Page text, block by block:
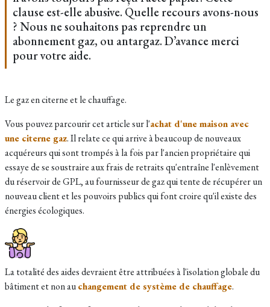
clause est-elle abusive. Quelle recours avons-nous
? Nous ne souhaitons pas reprendre un
abonnement gaz, ou antargaz. D’avance merci
pour votre aide.
Le gaz en citerne et le chauffage.
Vous pouvez parcourir cet article sur l'achat d'une maison avec
une citerne gaz. Il relate ce qui arrive à beaucoup de nouveaux
acquéreurs qui sont trompés à la fois par l'ancien propriétaire qui
essaye de se soustraire aux frais de retraits qu'entraîne l'enlèvement
du réservoir de GPL, au fournisseur de gaz qui tente de récupérer un
nouveau client et les pouvoirs publics qui font croire qu'il existe des
énergies écologiques.
La totalité des aides devraient être attribuées à l'isolation globale du
bâtiment et non auchangement de système de chauffage.